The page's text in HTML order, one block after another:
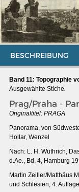
SCHIFFSTYPEN
Entwicklungen im
BESCHREIBUNG
Band 11: Topographie
Ausgewählte Stiche
Prag/Praha -
Originaltitel: PRAGA
Panorama, von
Hollar, Wenzel
Nach: L. H. Wüthrich,
d.Ae., Bd. 4, Hamburg
Martin Zeiller/Matthäus
und Schlesien, 4.